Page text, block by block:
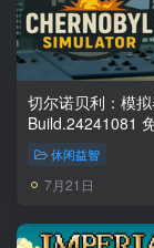
切尔诺贝利：模
休闲益智
7月21日